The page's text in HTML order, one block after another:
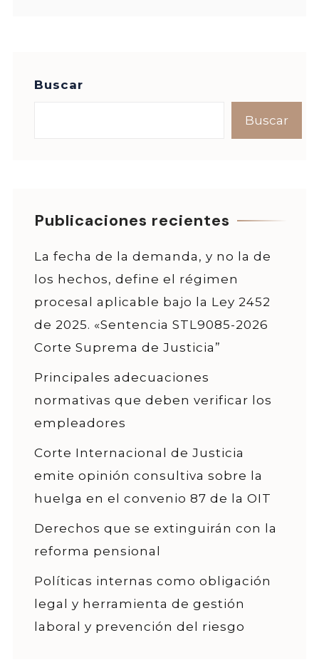
Buscar
Buscar
Publicaciones recientes
La fecha de la demanda, y no la de
los hechos, define el régimen
procesal aplicable bajo la Ley 2452
de 2025. «Sentencia STL9085-2026
Corte Suprema de Justicia”
Principales adecuaciones
normativas que deben verificar los
empleadores
Corte Internacional de Justicia
emite opinión consultiva sobre la
huelga en el convenio 87 de la OIT
Derechos que se extinguirán con la
reforma pensional
Políticas internas como obligación
legal y herramienta de gestión
laboral y prevención del riesgo